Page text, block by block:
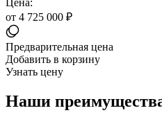
от 4 725 000 ₽
Предварительная цена
Добавить в корзину
Узнать цену
Наши